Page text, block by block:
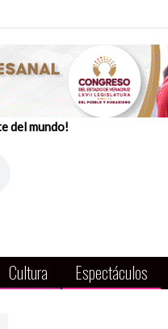
del mundo!
Cultura Espectáculos